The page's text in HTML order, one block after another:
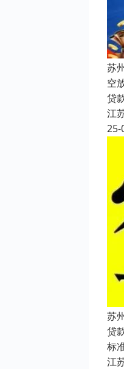
苏
空
贷
江
25-
苏
贷
标
江